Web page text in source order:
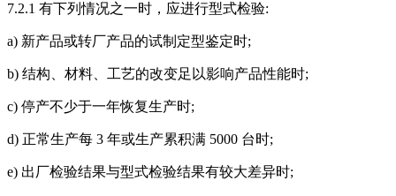
7.2.1 有下列情况之一时，应进行型式检验:
a) 新产品或转厂产品的试制定型鉴定时;
b) 结构、材料、工艺的改变足以影响产品性能时;
c) 停产不少于一年恢复生产时;
d) 正常生产每 3 年或生产累积满 5000 台时;
e) 出厂检验结果与型式检验结果有较大差异时;